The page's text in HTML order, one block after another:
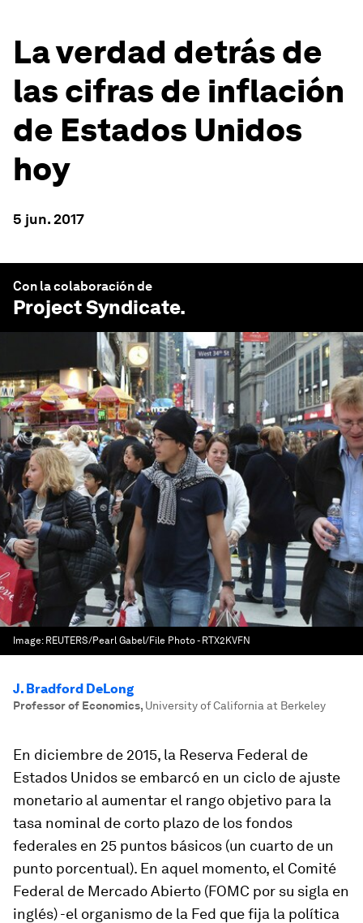
La verdad detrás de
las cifras de inflación
de Estados Unidos
hoy
5 jun. 2017
Con la colaboración de
Project Syndicate.
Image: REUTERS/Pearl Gabel/File Photo - RTX2KVFN
J. Bradford DeLong
Professor of Economics, University of California at Berkeley
En diciembre de 2015, la Reserva Federal de
Estados Unidos se embarcó en un ciclo de ajuste
monetario al aumentar el rango objetivo para la
tasa nominal de corto plazo de los fondos
federales en 25 puntos básicos (un cuarto de un
punto porcentual). En aquel momento, el Comité
Federal de Mercado Abierto (FOMC por su sigla en
inglés) -el organismo de la Fed que fija la política